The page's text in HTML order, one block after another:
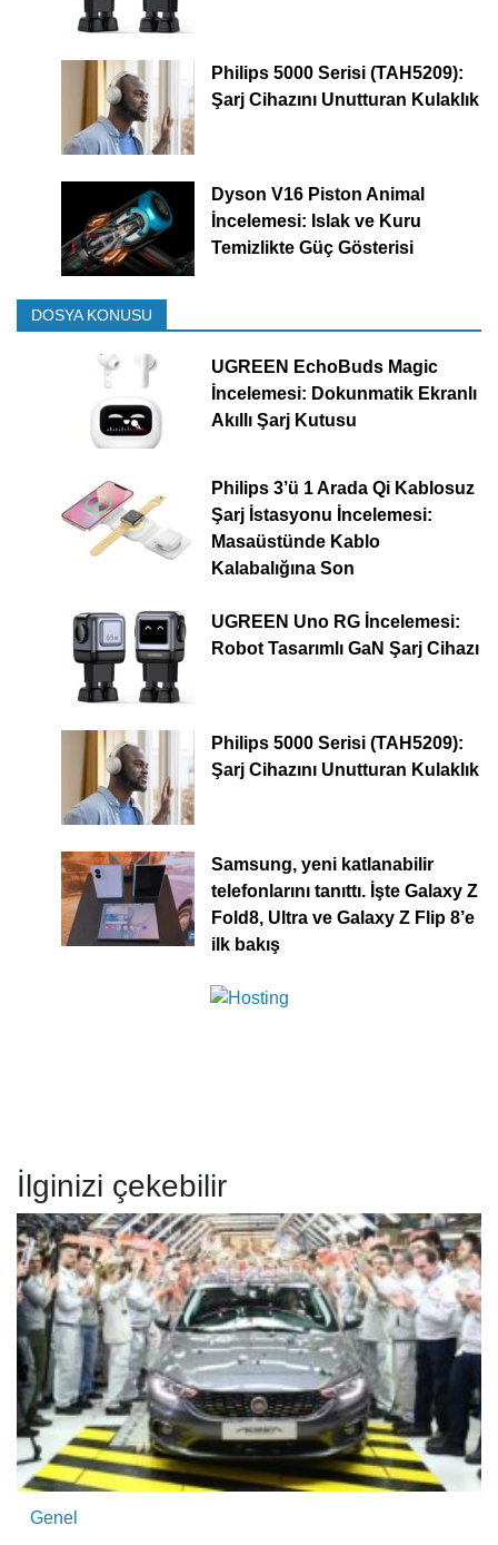
Philips 5000 Serisi (TAH5209):
Şarj Cihazını Unutturan Kulaklık
Dyson V16 Piston Animal
İncelemesi: Islak ve Kuru
Temizlikte Güç Gösterisi
DOSYA KONUSU
UGREEN EchoBuds Magic
İncelemesi: Dokunmatik Ekranlı
Akıllı Şarj Kutusu
Philips 3’ü 1 Arada Qi Kablosuz
Şarj İstasyonu İncelemesi:
Masaüstünde Kablo
Kalabalığına Son
UGREEN Uno RG İncelemesi:
Robot Tasarımlı GaN Şarj Cihazı
Philips 5000 Serisi (TAH5209):
Şarj Cihazını Unutturan Kulaklık
Samsung, yeni katlanabilir
telefonlarını tanıttı. İşte Galaxy Z
Fold8, Ultra ve Galaxy Z Flip 8’e
ilk bakış
İlginizi çekebilir
Genel